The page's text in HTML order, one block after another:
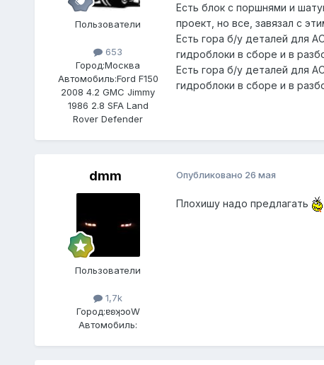
Пользователи
653
Город:Москва
Автомобиль:Ford F150
2008 4.2 GMC Jimmy
1986 2.8 SFA Land
Rover Defender
Есть блок с поршнями и
проект, но все, завязал с
Есть гора б/у деталей для
гидроблоки в сборе и в
Есть гора б/у деталей для
гидроблоки в сборе и в
dmm
Пользователи
1,7k
Город:ɐʚʞɔоW
Автомобиль:
Опубликовано 26 мая
Плохишу надо предлагать